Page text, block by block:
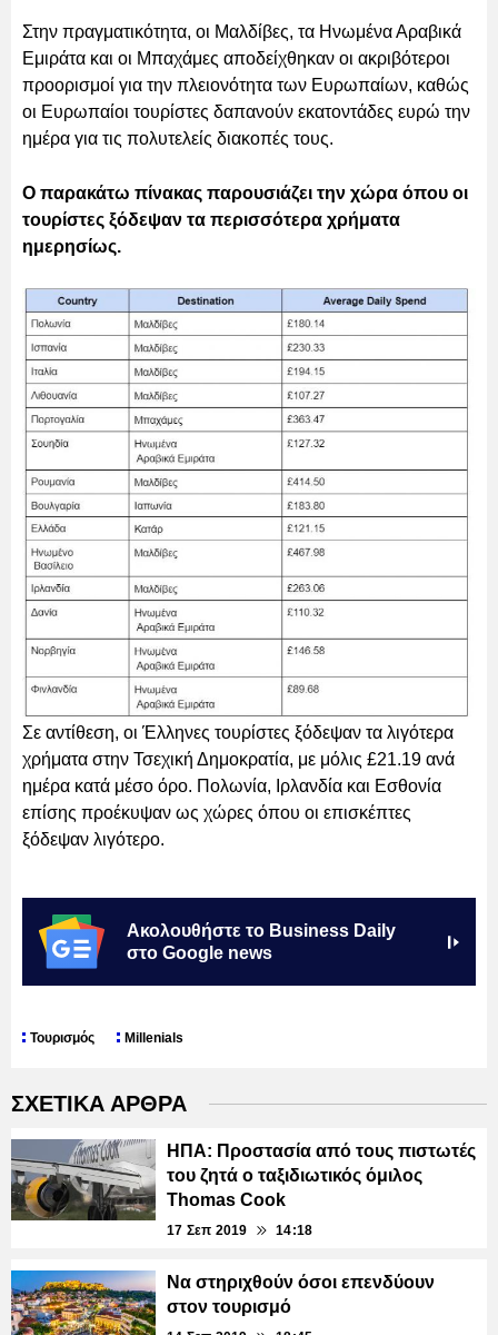
Στην πραγματικότητα, οι Μαλδίβες, τα Ηνωμένα Αραβικά
Εμιράτα και οι Μπαχάμες αποδείχθηκαν οι ακριβότεροι
προορισμοί για την πλειονότητα των Ευρωπαίων, καθώς
οι Ευρωπαίοι τουρίστες δαπανούν εκατοντάδες ευρώ την
ημέρα για τις πολυτελείς διακοπές τους.
Ο παρακάτω πίνακας παρουσιάζει την χώρα όπου οι
τουρίστες ξόδεψαν τα περισσότερα χρήματα
ημερησίως.
Σε αντίθεση, οι Έλληνες τουρίστες ξόδεψαν τα λιγότερα
χρήματα στην Τσεχική Δημοκρατία, με μόλις £21.19 ανά
ημέρα κατά μέσο όρο. Πολωνία, Ιρλανδία και Εσθονία
επίσης προέκυψαν ως χώρες όπου οι επισκέπτες
ξόδεψαν λιγότερο.
Ακολουθήστε το Business Daily
στο Google news
Τουρισμός Millenials
ΣΧΕΤΙΚΑ ΑΡΘΡΑ
ΗΠΑ: Προστασία από τους πιστωτές
του ζητά ο ταξιδιωτικός όμιλος
Thomas Cook
17 Σεπ 2019 14:18
Να στηριχθούν όσοι επενδύουν
στον τουρισμό